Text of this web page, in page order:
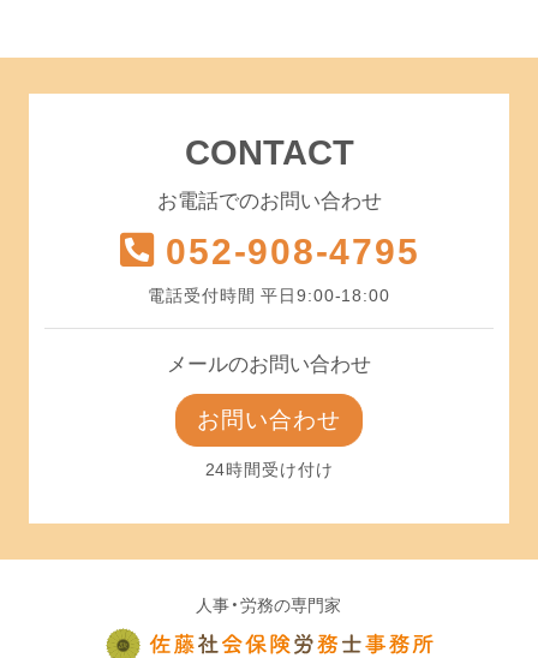
CONTACT
お電話でのお問い合わせ
052-908-4795
電話受付時間 平日9:00-18:00
メールのお問い合わせ
お問い合わせ
24時間受け付け
人事・労務の専門家